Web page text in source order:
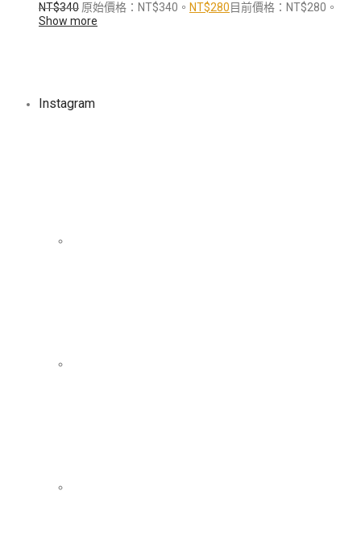
NT$340 原始價格：NT$340。 NT$280 目前價格：NT$280。
Show more
Instagram